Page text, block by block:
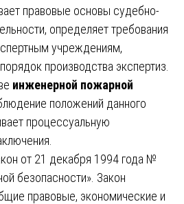
правовые основы судебно-
определяет требования
учреждениям,
производства экспертиз.
инженерной пожарной
положений данного
процессуальную
от 21 декабря 1994 года №
безопасности». Закон
правовые, экономические и